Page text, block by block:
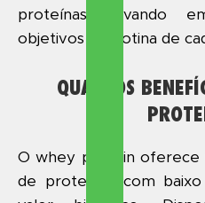
proteínas, levando
objetivos e a rotina de
QUAIS OS
O whey protein oferece
de proteínas com